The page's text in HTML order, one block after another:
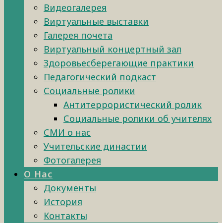
Видеогалерея
Виртуальные выставки
Галерея почета
Виртуальный концертный зал
Здоровьесберегающие практики
Педагогический подкаст
Социальные ролики
Антитеррористический ролик
Социальные ролики об учителях
СМИ о нас
Учительские династии
Фотогалерея
О Нас
Документы
История
Контакты